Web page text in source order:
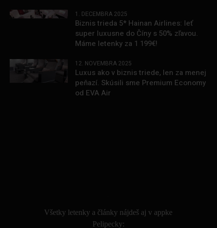
1. DECEMBRA 2025
Biznis trieda 5* Hainan Airlines: leť
super luxusne do Číny s 50% zľavou.
Máme letenky za 1 199€!
12. NOVEMBRA 2025
Luxus ako v biznis triede, len za menej
peňazí. Skúsili sme Premium Economy
od EVA Air
Všetky letenky a články nájdeš aj v appke
Pelipecky: